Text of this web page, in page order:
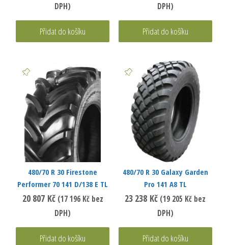
DPH)
Přidat do košíku
DPH)
Přidat do košíku
480/70 R 30 Firestone
Performer 70 141 D/138 E TL
20 807 Kč (17 196 Kčbez
DPH)
Přidat do košíku
480/70 R 30 Galaxy Garden
Pro 141 A8 TL
23 238 Kč (19 205 Kč bez
DPH)
Přidat do košíku